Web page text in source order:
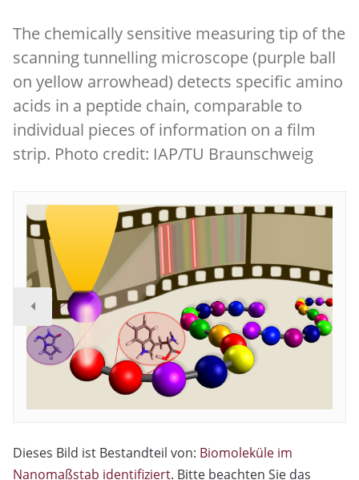
The chemically sensitive measuring tip of the
scanning tunnelling microscope (purple ball
on yellow arrowhead) detects specific amino
acids in a peptide chain, comparable to
individual pieces of information on a film
strip. Photo credit: IAP/TU Braunschweig
Dieses Bild ist Bestandteil von: Biomoleküle im
Nanomaßstab identifiziert. Bitte beachten Sie das